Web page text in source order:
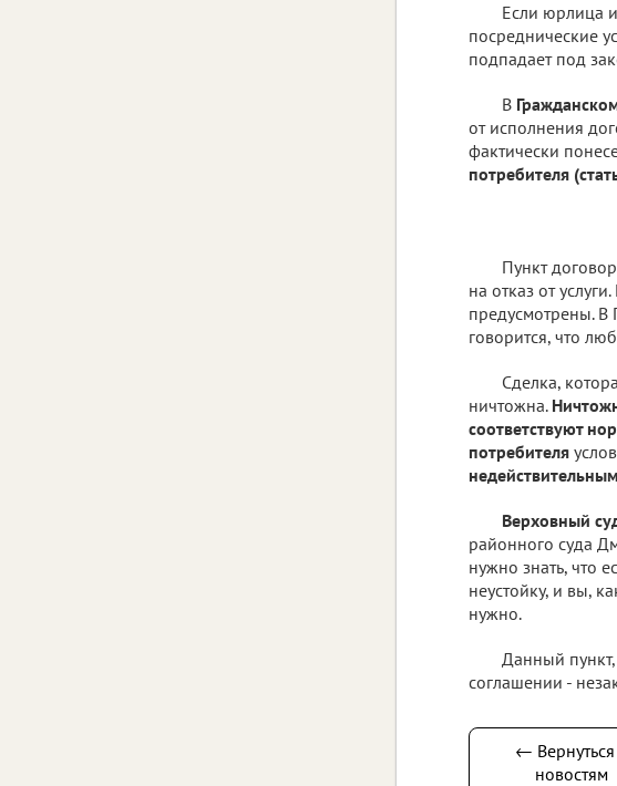
Если юрлица
посреднические
подпадает под
В
от исполнения
фактически
потребителя
Пункт
на отказ от
предусмотрены. В
говорится, что
Сделка,
ничтожна.
соответствуют
потребителя
Верховный
районного суда
нужно знать, что
неустойку, и вы,
нужно.
Данный пункт,
соглашении -
← Вернуться
новостям